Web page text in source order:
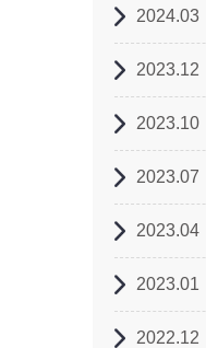
2024.03
2023.12
2023.10
2023.07
2023.04
2023.01
2022.12